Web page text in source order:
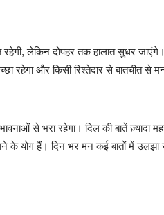
लेकिन दोपहर तक हालात सुधर
रहेगा और किसी रिश्तेदार से बातचीत
से भरा रहेगा। दिल की बातें
के योग हैं। दिन भर मन कई बातों में उलझा